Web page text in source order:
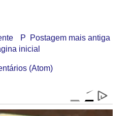
Postagem mais antiga
P
inicial
(Atom)